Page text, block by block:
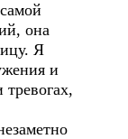
она
Я
и